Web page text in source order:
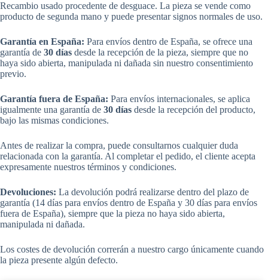
Recambio usado procedente de desguace. La pieza se vende como
producto de segunda mano y puede presentar signos normales de uso.
Garantía en España: Para envíos dentro de España, se ofrece una
garantía de 30 días desde la recepción de la pieza, siempre que no
haya sido abierta, manipulada ni dañada sin nuestro consentimiento
previo.
Garantía fuera de España: Para envíos internacionales, se aplica
igualmente una garantía de 30 días desde la recepción del producto,
bajo las mismas condiciones.
Antes de realizar la compra, puede consultarnos cualquier duda
relacionada con la garantía. Al completar el pedido, el cliente acepta
expresamente nuestros términos y condiciones.
Devoluciones: La devolución podrá realizarse dentro del plazo de
garantía (14 días para envíos dentro de España y 30 días para envíos
fuera de España), siempre que la pieza no haya sido abierta,
manipulada ni dañada.
Los costes de devolución correrán a nuestro cargo únicamente cuando
la pieza presente algún defecto.